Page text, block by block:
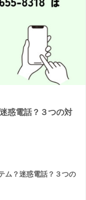
惑電話？３つの対
ム？迷惑電話？３つの